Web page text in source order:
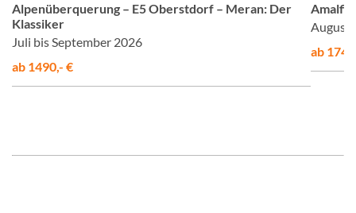
Alpenüberquerung – E5 Oberstdorf – Meran: Der
Klassiker
Juli bis September 2026
ab 1490,- €
Amalfis
August
ab